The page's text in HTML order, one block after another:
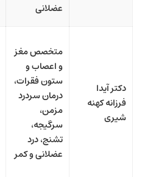
عضلانی
دکتر آیدا
فرزانه کهنه
شیری
متخصص مغز
و اعصاب و
ستون فقرات،
درمان سردرد
مزمن،
سرگیجه،
تشنج، درد
عضلانی و کمر